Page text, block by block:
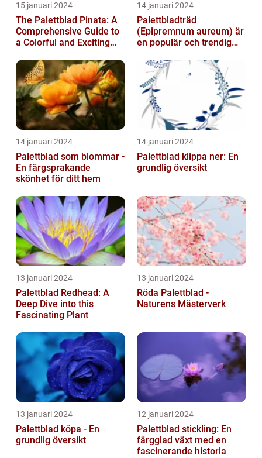
15 januari 2024
The Palettblad Pinata: A
Comprehensive Guide to
a Colorful and Exciting
14 januari 2024
Palettbladträd
(Epipremnum aureum) är
en populär och trendig
populär de ...
14 januari 2024
Palettblad som blommar -
En färgsprakande
skönhet för ditt hem
14 januari 2024
Palettblad klippa ner: En
grundlig översikt
13 januari 2024
Palettblad Redhead: A
Deep Dive into this
Fascinating Plant
13 januari 2024
Röda Palettblad -
Naturens Mästerverk
13 januari 2024
Palettblad köpa - En
grundlig översikt
12 januari 2024
Palettblad stickling: En
färgglad växt med en
fascinerande historia